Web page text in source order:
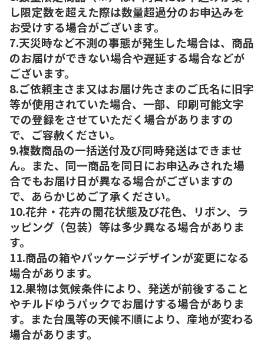
し限定数を超えた際は数量超過分のお申込みを
お受けする場合がございます。
7.天災時など不測の事態が発生した場合は、商品
のお届けができない場合や遅延する場合などが
ございます。
8.ご依頼主さま又はお届け先さまのご氏名に旧字
等が使用されていた場合、一部、印刷可能文字
での登録をさせていただく場合がありますの
で、ご容赦ください。
9.複数商品の一括送付及び同時発送はできませ
ん。また、同一商品を同日にお申込みされた場
合でもお届け日が異なる場合がございますの
で、あらかじめご了承ください。
10.花弁・花卉の開花状態及び花色、リボン、ラ
ッピング（包装）等は多少異なる場合がありま
す。
11.商品の箱やパッケージデザインが変更になる
場合があります。
12.果物は気候条件により、発送が前後すること
やチルドゆうパックでお届けする場合がありま
す。また台風等の天候不順により、産地が変わる
場合があります。